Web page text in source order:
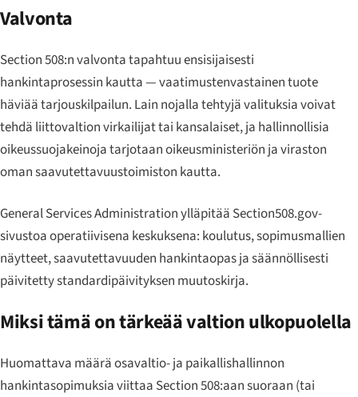
Valvonta
Section 508:n valvonta tapahtuu ensisijaisesti
hankintaprosessin kautta — vaatimustenvastainen tuote
häviää tarjouskilpailun. Lain nojalla tehtyjä valituksia voivat
tehdä liittovaltion virkailijat tai kansalaiset, ja hallinnollisia
oikeussuojakeinoja tarjotaan oikeusministeriön ja viraston
oman saavutettavuustoimiston kautta.
General Services Administration ylläpitää Section508.gov-
sivustoa operatiivisena keskuksena: koulutus, sopimusmallien
näytteet, saavutettavuuden hankintaopas ja säännöllisesti
päivitetty standardipäivityksen muutoskirja.
Miksi tämä on tärkeää valtion ulkopuolella
Huomattava määrä osavaltio- ja paikallishallinnon
hankintasopimuksia viittaa Section 508:aan suoraan (tai